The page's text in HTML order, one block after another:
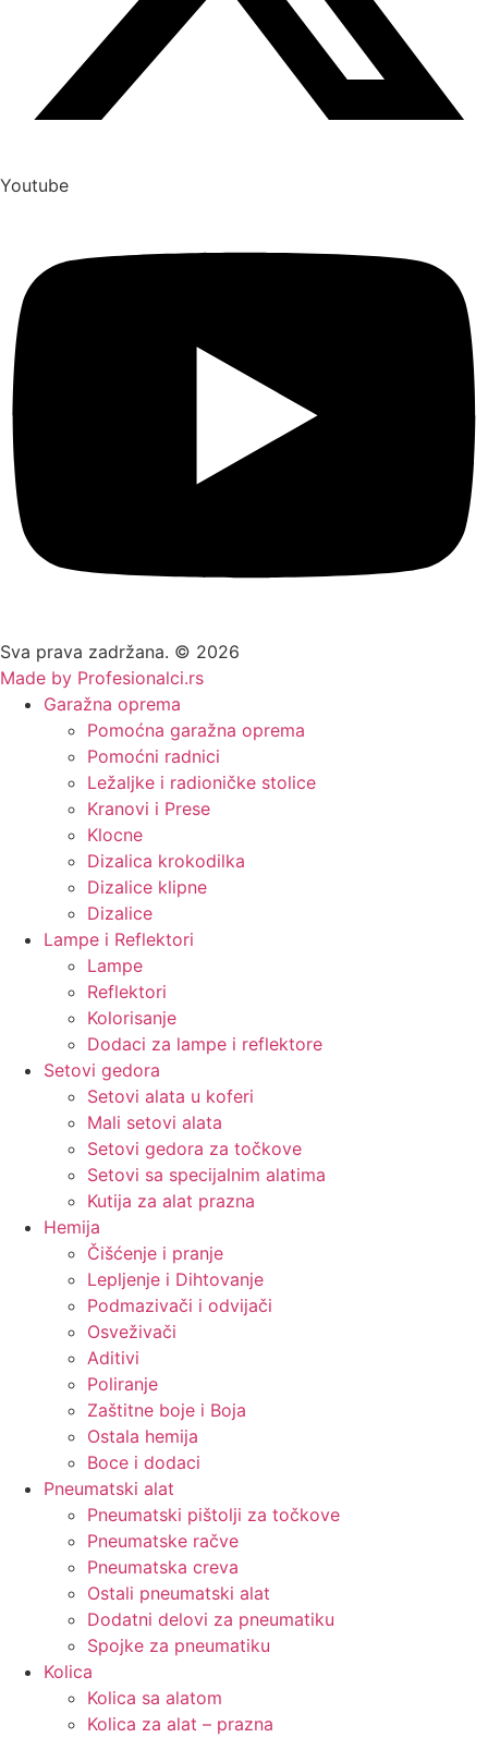
Youtube
Sva prava zadržana. © 2026
Made by Profesionalci.rs
Garažna oprema
Pomoćna garažna oprema
Pomoćni radnici
Ležaljke i radioničke stolice
Kranovi i Prese
Klocne
Dizalica krokodilka
Dizalice klipne
Dizalice
Lampe i Reflektori
Lampe
Reflektori
Kolorisanje
Dodaci za lampe i reflektore
Setovi gedora
Setovi alata u koferi
Mali setovi alata
Setovi gedora za točkove
Setovi sa specijalnim alatima
Kutija za alat prazna
Hemija
Čišćenje i pranje
Lepljenje i Dihtovanje
Podmazivači i odvijači
Osveživači
Aditivi
Poliranje
Zaštitne boje i Boja
Ostala hemija
Boce i dodaci
Pneumatski alat
Pneumatski pištolji za točkove
Pneumatske račve
Pneumatska creva
Ostali pneumatski alat
Dodatni delovi za pneumatiku
Spojke za pneumatiku
Kolica
Kolica sa alatom
Kolica za alat – prazna